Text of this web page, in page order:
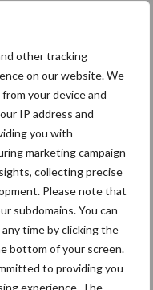
other tracking
on our website. We
your device and
IP address and
you with
marketing campaign
collecting precise
Please note that
subdomains. You can
time by clicking the
bottom of your screen.
to providing you
experience. The
Partner nieuws
publiceert
2025
om je voor te
uitval van het